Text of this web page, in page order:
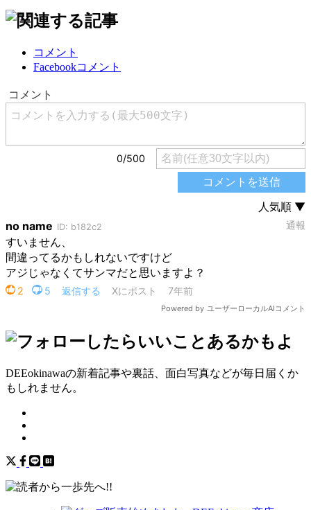
コメント
Facebookコメント
DEEokinawaの新着記事や裏話、面白写真などが毎日届くか
もしれません。